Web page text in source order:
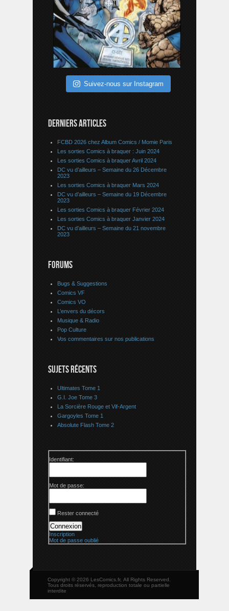
Suivez-nous sur Instagram
DERNIERS ARTICLES
FCBD 2026 chez Album Comics / Momie Paris
Les sorties Comics à braquer : Juin 2024
Les sorties Comics à braquer Avril 2024
DC vu d’ailleurs – Semaine du 26 Décembre
2023
Les sorties Comics à braquer Mars 2024
DC vu d’ailleurs – Semaine du 19 Décembre
2023
Les sorties Comics à braquer Février 2024
Les sorties Comics à braquer Janvier 2024
DC vu d’ailleurs – Semaine du 21 novembre
2023
FORUMS
Bugs & Suggestions
Comics VF
Comics VO
L’envers du décors
Musique & Radio
Pop Culture
Vos commentaires sur nos publications
SUJETS RÉCENTS
Ultimates Tome 1
G.I. Joe Tome 3
La Sorcière Rouge et Vif-Argent
Gargoyles Tome 1
Absolute Flash Tome 2
Identifiant:
Mot de passe:
Rester connecté
Connexion
Inscription
Mot de passe oublié
Copyright © 2026 LesComics.fr, All Rights Reserved.
Tous droits réservés, reproduction totale ou partielle
interdite